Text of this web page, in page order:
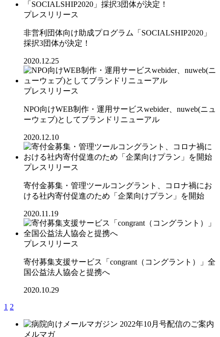
プレスリリース
非営利団体向け助成プログラム「SOCIALSHIP2020」
採択3団体が決定！
2020.12.25
プレスリリース
NPO向けWEB制作・運用サービスwebider、nuweb(ニュ
ーウェブ)としてブランドリニューアル
2020.12.10
プレスリリース
寄付金募集・管理ツールコングラント、コロナ禍にお
ける社内寄付促進のため「企業向けプラン」を開始
2020.11.19
プレスリリース
寄付募集支援サービス「congrant（コングラント）」全
国公益法人協会と提携へ
2020.10.29
1 2
メルマガ